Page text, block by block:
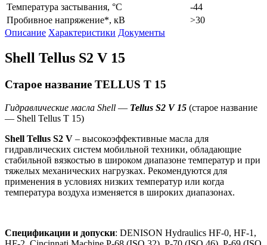
Температура застывания, °С
-44
Пробивное напряжение*, кВ
>30
Описание Характеристики Документы
Shell Tellus S2 V 15
Старое название TELLUS T 15
Гидравлические масла Shell — Tellus S2 V 15 (старое название
— Shell Tellus T 15)
Shell Tellus S2 V – высокоэффективные масла для
гидравлических систем мобильной техники, обладающие
стабильной вязкостью в широком диапазоне температур и при
тяжелых механических нагрузках. Рекомендуются для
применения в условиях низких температур или когда
температура воздуха изменяется в широких диапазонах.
Спецификации и допуски: DENISON Hydraulics HF-0, HF-1,